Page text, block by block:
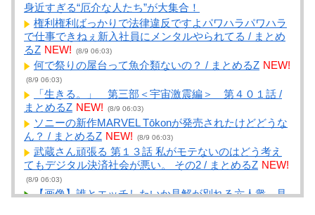
身近すぎる“厄介な人たち”が大集合！
権利権利ばっかりで法律違反ですよパワハラパワハラ
で仕事できねぇ新入社員にメンタルやられてる / まとめ
るZ NEW! (8/9 06:03)
何で祭りの屋台って魚介類ないの？ / まとめるZ NEW!
(8/9 06:03)
「生きる。」 第三部＜宇宙激震編＞ 第４０１話 /
まとめるZ NEW! (8/9 06:03)
ソニーの新作MARVEL Tōkonが発売されたけどどうな
ん？ / まとめるZ NEW! (8/9 06:03)
武蔵さん頑張る 第１３話 私がモテないのはどう考え
てもデジタル決済社会が悪い。 その2 / まとめるZ NEW!
(8/9 06:03)
【画像】誰とエッチしたいか見解が別れる六人衆、見